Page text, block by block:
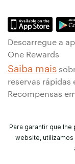
Descarregue a
One Rewards
Saiba mais
reservas rápidas
Recompensas
Para garantir que
website,